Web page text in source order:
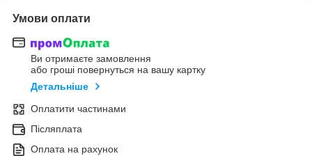
Умови оплати
Ви отримаєте замовлення
або гроші повернуться на вашу картку
Детальніше
Оплатити частинами
Післяплата
Оплата на рахунок